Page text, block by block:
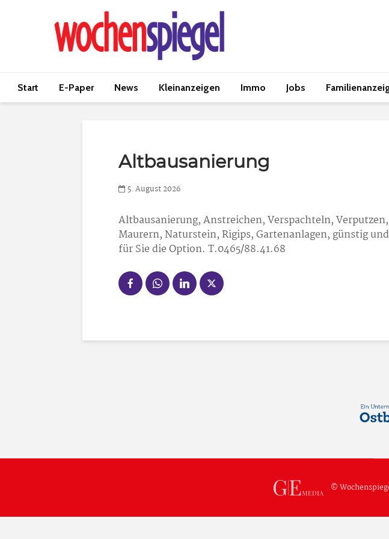
Start E-Paper News Kleinanzeigen Immo Jobs
Altbausanierung
5. August 2026
Altbausanierung, Anstreichen, Verspachteln,
Maurern, Naturstein, Rigips, Gartenanlagen, günstig
für Sie die Option. T.0465/88.41.68
©